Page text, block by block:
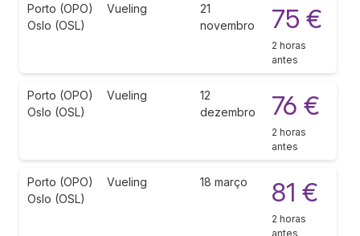
Porto (OPO)
Oslo (OSL)
Vueling
21
novembro
75 €
2 horas
antes
Porto (OPO)
Oslo (OSL)
Vueling
12
dezembro
76 €
2 horas
antes
Porto (OPO)
Oslo (OSL)
Vueling 18 março 81 €
2 horas
antes